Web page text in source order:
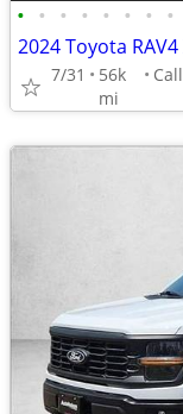
• • • • • • • •
2024 Toyota
7/31
56k
mi